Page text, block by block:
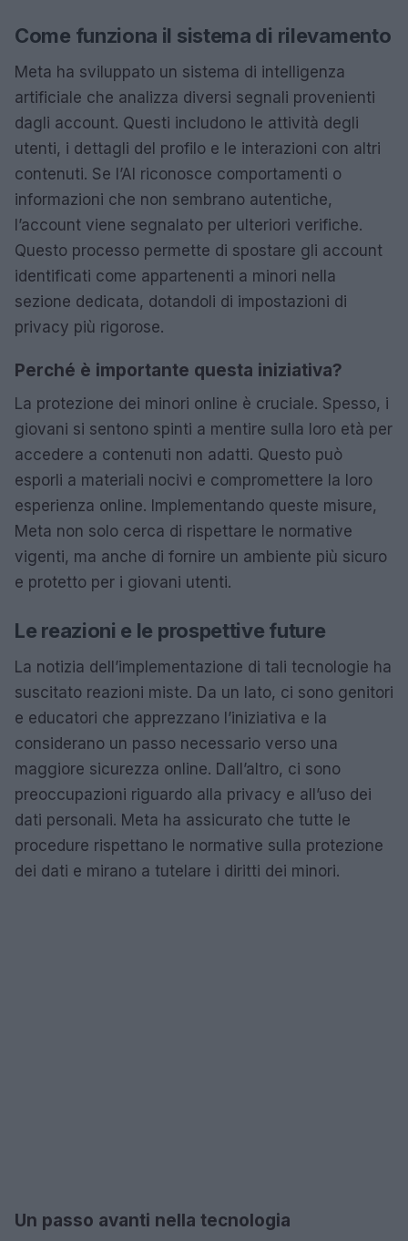
Come funziona il sistema di rilevamento
Meta ha sviluppato un sistema di intelligenza
artificiale che analizza diversi segnali provenienti
dagli account. Questi includono le attività degli
utenti, i dettagli del profilo e le interazioni con altri
contenuti. Se l’AI riconosce comportamenti o
informazioni che non sembrano autentiche,
l’account viene segnalato per ulteriori verifiche.
Questo processo permette di spostare gli account
identificati come appartenenti a minori nella
sezione dedicata, dotandoli di impostazioni di
privacy più rigorose.
Perché è importante questa iniziativa?
La protezione dei minori online è cruciale. Spesso, i
giovani si sentono spinti a mentire sulla loro età per
accedere a contenuti non adatti. Questo può
esporli a materiali nocivi e compromettere la loro
esperienza online. Implementando queste misure,
Meta non solo cerca di rispettare le normative
vigenti, ma anche di fornire un ambiente più sicuro
e protetto per i giovani utenti.
Le reazioni e le prospettive future
La notizia dell’implementazione di tali tecnologie ha
suscitato reazioni miste. Da un lato, ci sono genitori
e educatori che apprezzano l’iniziativa e la
considerano un passo necessario verso una
maggiore sicurezza online. Dall’altro, ci sono
preoccupazioni riguardo alla privacy e all’uso dei
dati personali. Meta ha assicurato che tutte le
procedure rispettano le normative sulla protezione
dei dati e mirano a tutelare i diritti dei minori.
Un passo avanti nella tecnologia